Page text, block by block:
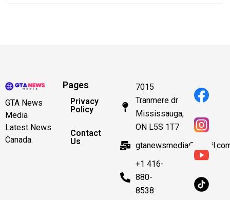
GTA News
Media
Latest News
Canada.
Pages
Privacy
Policy
Contact
Us
7015
Tranmere dr
Mississauga,
ON L5S 1T7
+1 416-
880-
8538